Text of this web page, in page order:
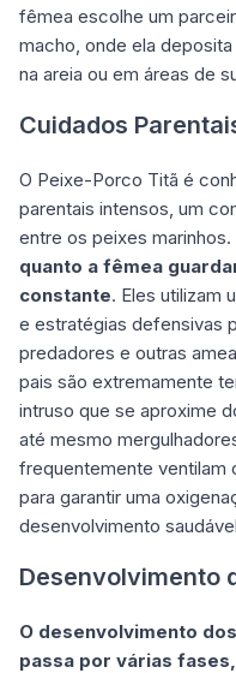
fêmea escolhe um
macho, onde ela
na areia ou em áreas de
Cuidados
O Peixe-Porco Titã é
parentais intensos, um
entre os peixes marinhos.
quanto a fêmea
constante. Eles utilizam
e estratégias defensivas
predadores e outras
pais são extremamente
intruso que se aproxime
até mesmo
frequentemente ventilam
para garantir uma
desenvolvimento
Desenvolvimento
O desenvolvimento
passa por várias